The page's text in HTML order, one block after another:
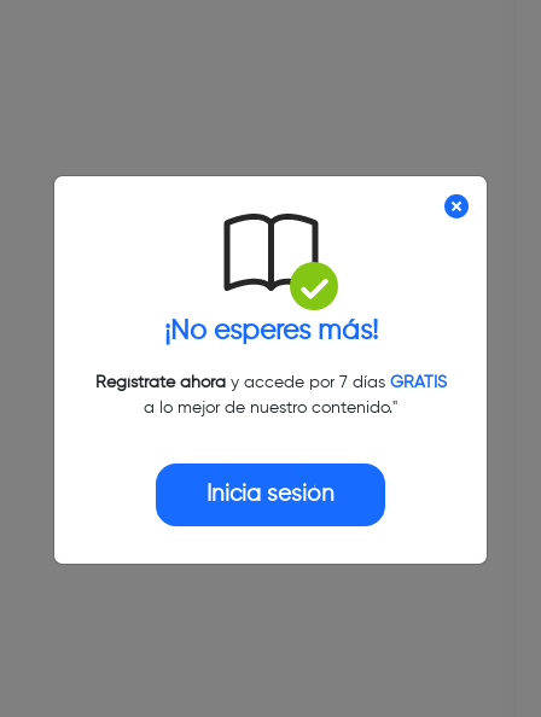
¡No esperes más!
Regístrate ahoray accede por 7 días GRATIS
a lo mejor de nuestro contenido."
Inicia sesión